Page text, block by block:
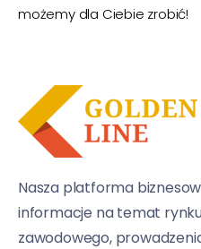
możemy dla Ciebie zrobić!
Nasza platforma
informacje na temat
zawodowego,